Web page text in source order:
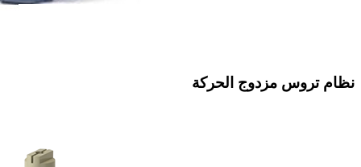
نظام تروس مزدوج الحركة